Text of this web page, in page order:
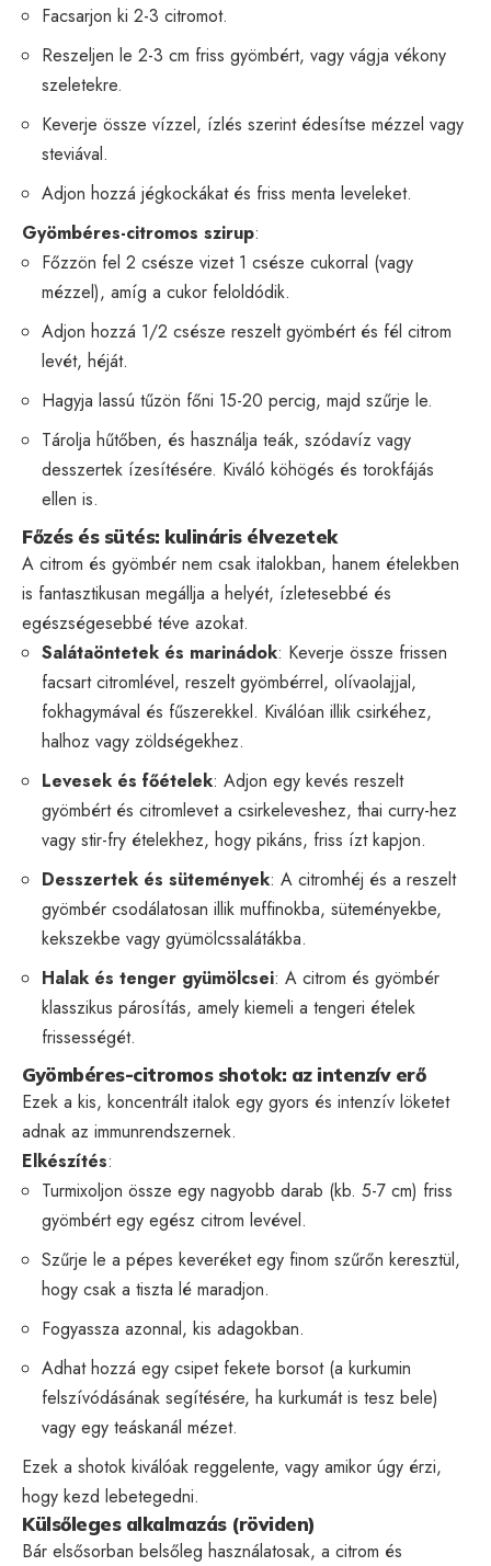
Facsarjon ki 2-3 citromot.
Reszeljen le 2-3 cm friss gyömbért, vagy vágja vékony
szeletekre.
Keverje össze vízzel, ízlés szerint édesítse mézzel vagy
steviával.
Adjon hozzá jégkockákat és friss menta leveleket.
Gyömbéres-citromos szirup:
Főzzön fel 2 csésze vizet 1 csésze cukorral (vagy
mézzel), amíg a cukor feloldódik.
Adjon hozzá 1/2 csésze reszelt gyömbért és fél citrom
levét, héját.
Hagyja lassú tűzön főni 15-20 percig, majd szűrje le.
Tárolja hűtőben, és használja teák, szódavíz vagy
desszertek ízesítésére. Kiváló köhögés és torokfájás
ellen is.
Főzés és sütés: kulináris élvezetek
A citrom és gyömbér nem csak italokban, hanem ételekben
is fantasztikusan megállja a helyét, ízletesebbé és
egészségesebbé téve azokat.
Salátaöntetek és marinádok: Keverje össze frissen
facsart citromlével, reszelt gyömbérrel, olívaolajjal,
fokhagymával és fűszerekkel. Kiválóan illik csirkéhez,
halhoz vagy zöldségekhez.
Levesek és főételek: Adjon egy kevés reszelt
gyömbért és citromlevet a csirkeleveshez, thai curry-hez
vagy stir-fry ételekhez, hogy pikáns, friss ízt kapjon.
Desszertek és sütemények: A citromhéj és a reszelt
gyömbér csodálatosan illik muffinokba, süteményekbe,
kekszekbe vagy gyümölcssalátákba.
Halak és tenger gyümölcsei: A citrom és gyömbér
klasszikus párosítás, amely kiemeli a tengeri ételek
frissességét.
Gyömbéres-citromos shotok: az intenzív erő
Ezek a kis, koncentrált italok egy gyors és intenzív löketet
adnak az immunrendszernek.
Elkészítés:
Turmixoljon össze egy nagyobb darab (kb. 5-7 cm) friss
gyömbért egy egész citrom levével.
Szűrje le a pépes keveréket egy finom szűrőn keresztül,
hogy csak a tiszta lé maradjon.
Fogyassza azonnal, kis adagokban.
Adhat hozzá egy csipet fekete borsot (a kurkumin
felszívódásának segítésére, ha kurkumát is tesz bele)
vagy egy teáskanál mézet.
Ezek a shotok kiválóak reggelente, vagy amikor úgy érzi,
hogy kezd lebetegedni.
Külsőleges alkalmazás (röviden)
Bár elsősorban belsőleg használatosak, a citrom és